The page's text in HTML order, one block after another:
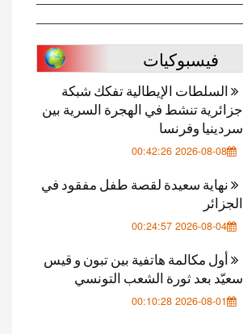
فيسبوكيات
السلطات الإيطالية تفكك شبكة
جزائرية تنشط في الهجرة السرية بين
سردينيا وفرنسا
2026-08-08 00:42:26
نهاية سعيدة لقصة طفل مفقود في
الجزائر
2026-08-04 00:24:57
أول مكالمة هاتفية بين تبون و قيس
سعيّد بعد ثورة الشعب التونسي
2026-08-01 00:10:28